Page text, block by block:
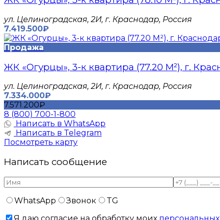
​ул. Целиноградская, 2И, г. Краснодар, Россия
7.419.500₽
Продажа
ЖК «Огурцы», 3-к квартира (77.20 М²), г.
​ул. Целиноградская, 2И, г. Краснодар, Россия
7.334.000₽
7.571.200₽
8 (800) 700-1-800
Написать в WhatsApp
Написать в Telegram
Посмотреть карту
Написать сообщение
WhatsApp Звонок
TG